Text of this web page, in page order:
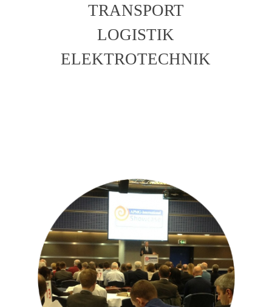
TRANSPORT
LOGISTIK
ELEKTROTECHNIK